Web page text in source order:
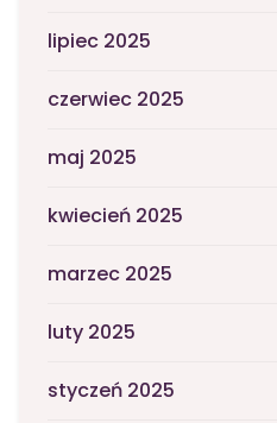
lipiec 2025
czerwiec 2025
maj 2025
kwiecień 2025
marzec 2025
luty 2025
styczeń 2025